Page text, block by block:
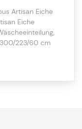
Artisan Eiche
Eiche
300/223/60 cm